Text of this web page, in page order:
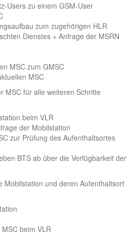
Users zu einem GSM-User
zum zugehörigen HLR
Dienstes + Anfrage der MSRN
MSC zum GMSC
MSC
MSC für alle weiteren Schritte
beim VLR
der Mobilstation
zur Prüfung des Aufenthaltsortes
BTS ab über die Verfügbarkeit der
Mobilstation und deren Aufenthaltsort
beim VLR